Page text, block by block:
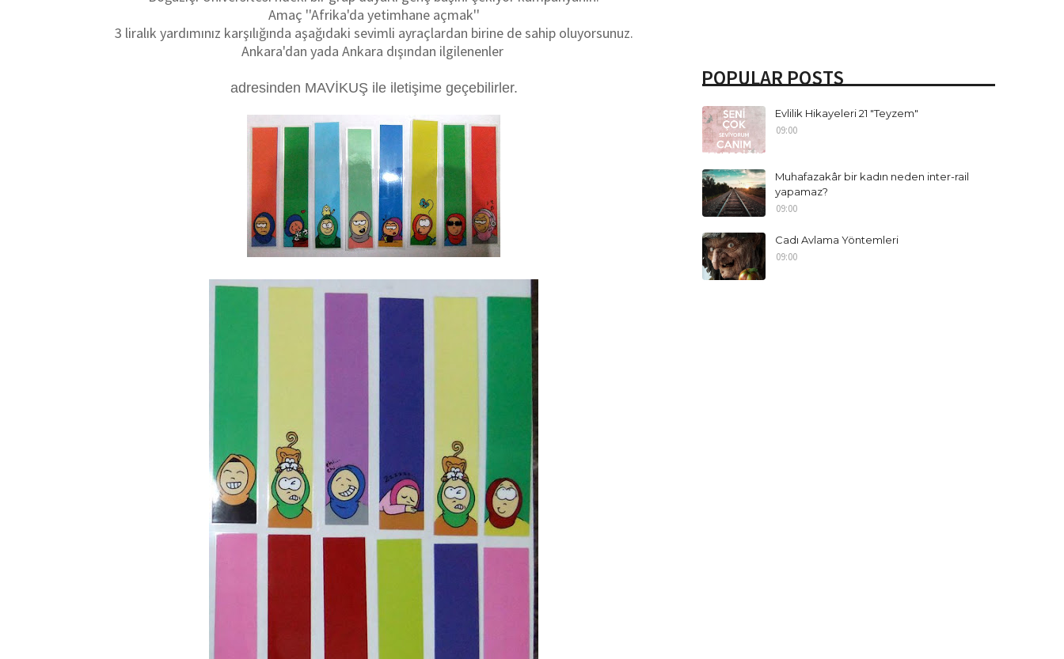
Amaç ''Afrika'da yetimhane açmak''
3 liralık yardımınız karşılığında aşağıdaki sevimli ayraçlardan birine de sahip oluyorsunuz.
Ankara'dan yada Ankara dışından ilgilenenler
adresinden MAVİKUŞ ile iletişime geçebilirler. POPULAR POSTS
Evlilik Hikayeleri 21 "Teyzem"
09:00
Muhafazakâr bir kadın neden inter-rail
yapamaz?
09:00
Cadı Avlama Yöntemleri
09:00